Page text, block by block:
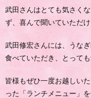
武田さんはとても気さく
ず、喜んで聞いていただけ
武田修宏さんには、うな
食べていただき、とって
皆様もぜひ一度お越しい
った「ランチメニュー」